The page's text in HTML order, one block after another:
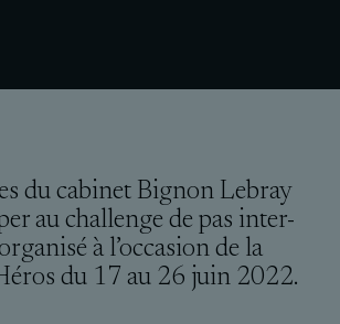
du cabinet Bignon Lebray
au challenge de pas inter-
à l’occasion de la
du 17 au 26 juin 2022.